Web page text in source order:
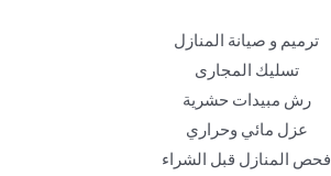
ترميم و صيانة المنازل
تسليك المجارى
رش مبيدات حشرية
عزل مائي وحراري
فحص المنازل قبل الشراء